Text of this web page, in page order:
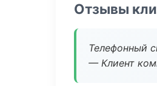
Отзывы
Телефонный
— Клиент